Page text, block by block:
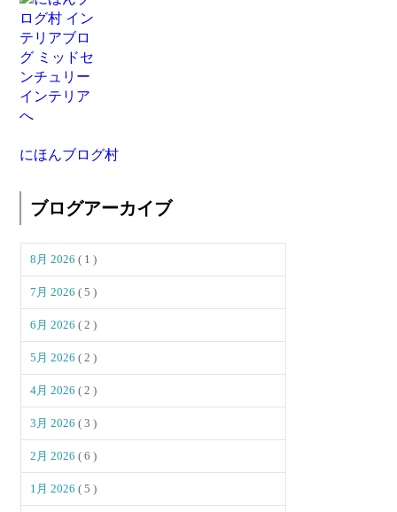
にほんブログ村
ブログアーカイブ
8月 2026( 1 )
7月 2026( 5 )
6月 2026( 2 )
5月 2026( 2 )
4月 2026( 2 )
3月 2026( 3 )
2月 2026( 6 )
1月 2026( 5 )